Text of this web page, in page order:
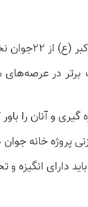
تجلیل شد.
برتر در
دارای انگیزه